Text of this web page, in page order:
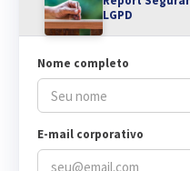
LGPD
Nome completo
E-mail corporativo